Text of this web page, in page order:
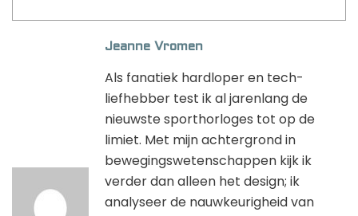
Jeanne Vromen
Als fanatiek hardloper en tech-
liefhebber test ik al jarenlang de
nieuwste sporthorloges tot op de
limiet. Met mijn achtergrond in
bewegingswetenschappen kijk ik
verder dan alleen het design; ik
analyseer de nauwkeurigheid van